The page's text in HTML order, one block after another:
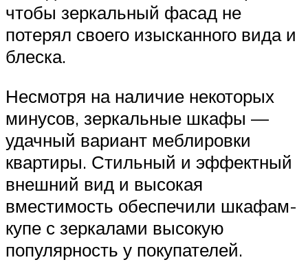
чтобы зеркальный фасад не
потерял своего изысканного вида и
блеска.
Несмотря на наличие некоторых
минусов, зеркальные шкафы —
удачный вариант меблировки
квартиры. Стильный и эффектный
внешний вид и высокая
вместимость обеспечили шкафам-
купе с зеркалами высокую
популярность у покупателей.